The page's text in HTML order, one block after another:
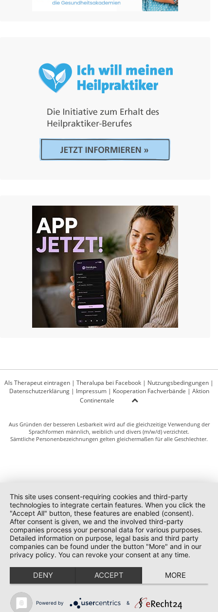
Als Therapeut eintragen | Theralupa bei Facebook | Nutzungsbedingungen |
Datenschutzerklärung| Impressum| Kooperation Fachverbände | Aktion
Continentale
Aus Gründen der besseren Lesbarkeit wird auf die gleichzeitige Verwendung der
Sprachformen männlich, weiblich und divers (m/w/d) verzichtet.
Sämtliche Personenbezeichnungen gelten gleichermaßen für alle Geschlechter.
This site uses consent-requiring cookies and third-party
technologies to integrate certain features. When you click the
"Accept All" button, these features are enabled (consent).
After consent is given, we and the involved third-party
companies process your personal data for various purposes.
Detailed information on purpose, legal basis and third party
companies can be found under the button "More" and in our
privacy policy. You can revoke your consent at any time.
DENY ACCEPT MORE
Powered by &